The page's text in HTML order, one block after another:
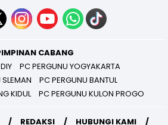
CABANG
PC PERGUNU YOGYAKARTA
PC PERGUNU BANTUL
KIDUL
PC PERGUNU KULON PROGO
REDAKSI
HUBUNGI KAMI